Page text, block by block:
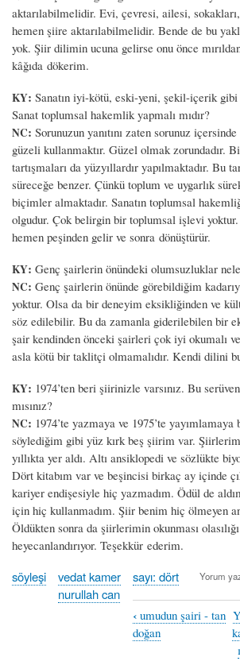
aktarılabilmelidir. Evi, çevresi, ailesi,
hemen şiire aktarılabilmelidir. Bende de bu
yok. Şiir dilimin ucuna gelirse onu önce
kâğıda dökerim.
KY: Sanatın iyi-kötü, eski-yeni, şekil-içerik gibi
Sanat toplumsal hakemlik yapmalı mıdır?
NC: Sorunuzun yanıtını zaten sorunuz
güzeli kullanmaktır. Güzel olmak zorundadır.
tartışmaları da yüzyıllardır yapılmaktadır. Bu
süreceğe benzer. Çünkü toplum ve uygarlık
biçimler almaktadır. Sanatın toplumsal
olgudur. Çok belirgin bir toplumsal işlevi
hemen peşinden gelir ve sonra dönüştürür.
KY: Genç şairlerin önündeki olumsuzluklar
NC: Genç şairlerin önünde görebildiğim
yoktur. Olsa da bir deneyim eksikliğinden ve
söz edilebilir. Bu da zamanla giderilebilen bir
şair kendinden önceki şairleri çok iyi okumalı
asla kötü bir taklitçi olmamalıdır. Kendi dilini
KY: 1974’ten beri şiirinizle varsınız. Bu
mısınız?
NC: 1974’te yazmaya ve 1975’te yayımlamaya
söylediğim gibi yüz kırk beş şiirim var.
yıllıkta yer aldı. Altı ansiklopedi ve sözlükte
Dört kitabım var ve beşincisi birkaç ay içinde
kariyer endişesiyle hiç yazmadım. Ödül de
için hiç kullanmadım. Şiir benim hiç ölmeyen
Öldükten sonra da şiirlerimin okunması
heyecanlandırıyor. Teşekkür ederim.
söyleşi
vedat kamer
nurullah can
sayı: dört Yorum
‹umudun şairi - tan
doğan
ı